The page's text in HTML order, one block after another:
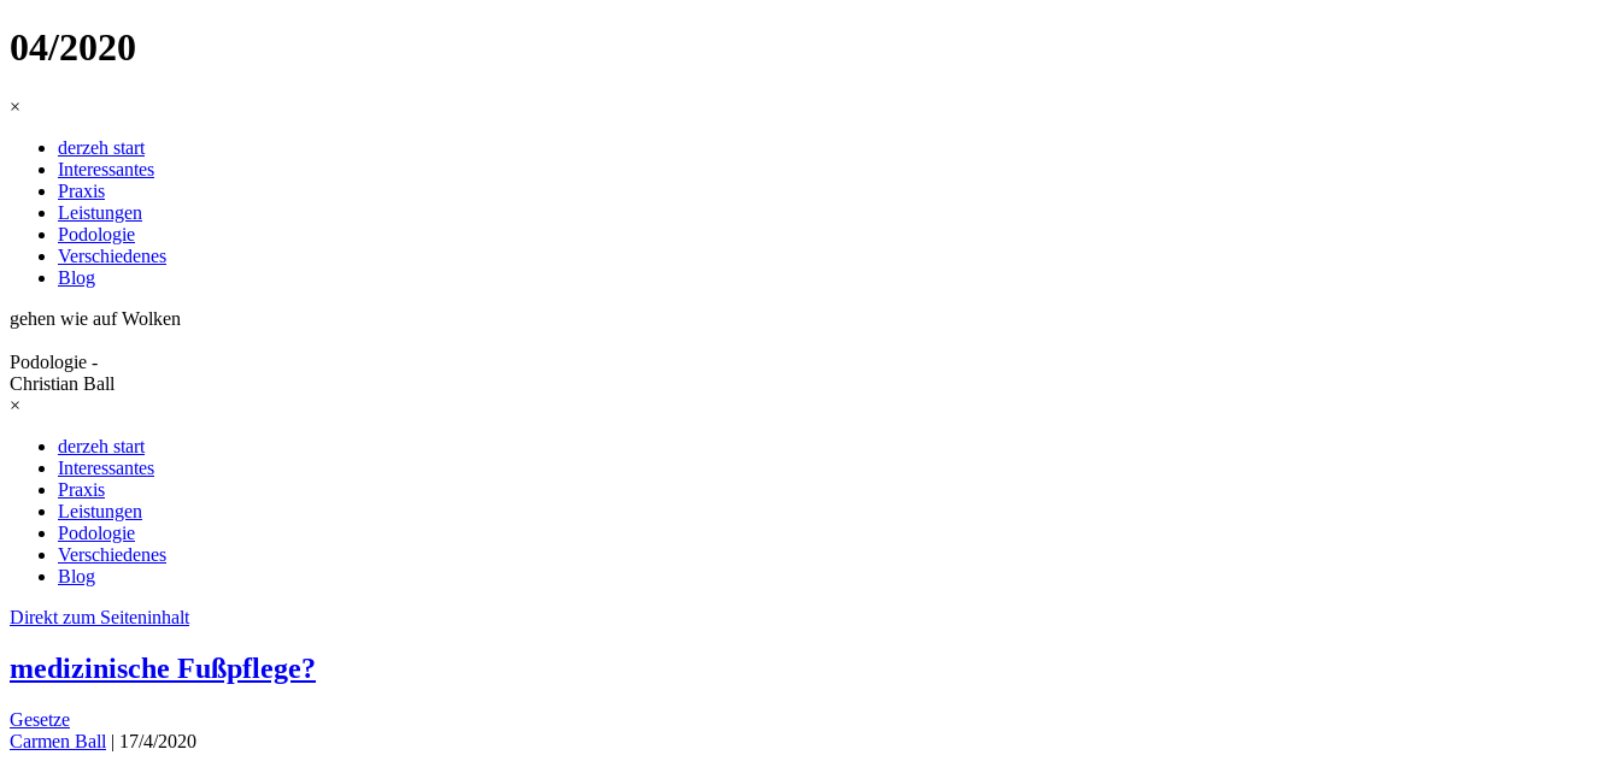
04/2020
×
derzeh start
Interessantes
Praxis
Leistungen
Podologie
Verschiedenes
Blog
gehen wie auf Wolken
Podologie -
Christian Ball
×
derzeh start
Interessantes
Praxis
Leistungen
Podologie
Verschiedenes
Blog
Direkt zum Seiteninhalt
medizinische Fußpflege?
Gesetze
Carmen Ball | 17/4/2020